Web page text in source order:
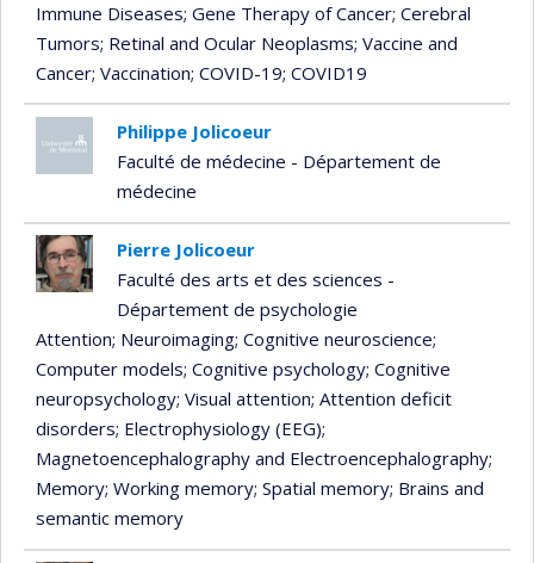
Immune Diseases; Gene Therapy of Cancer; Cerebral
Tumors; Retinal and Ocular Neoplasms; Vaccine and
Cancer; Vaccination; COVID-19; COVID19
Philippe Jolicoeur
Faculté de médecine - Département de
médecine
Pierre Jolicoeur
Faculté des arts et des sciences -
Département de psychologie
Attention; Neuroimaging; Cognitive neuroscience;
Computer models; Cognitive psychology; Cognitive
neuropsychology; Visual attention; Attention deficit
disorders; Electrophysiology (EEG);
Magnetoencephalography and Electroencephalography;
Memory; Working memory; Spatial memory; Brains and
semantic memory